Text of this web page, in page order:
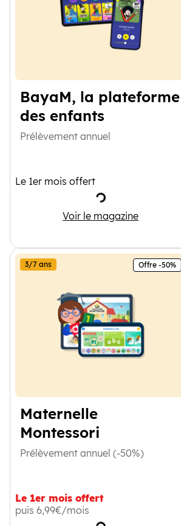
BayaM, la plateforme
des enfants
Prélèvement annuel
Le 1er mois offert
Chargement
Voir le magazine
BayaM, la
Maternelle
Montessori
3/7 ans Offre -50%
Prélèvement annuel (-50%)
Le 1er mois offert
puis 6,99€/mois